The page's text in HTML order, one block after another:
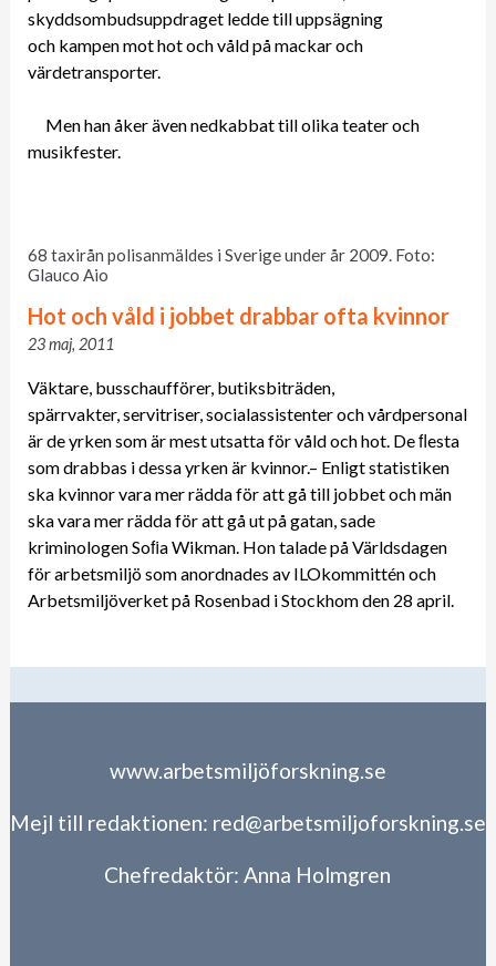
skyddsombudsuppdraget ledde till uppsägning
och kampen mot hot och våld på mackar och
värdetransporter.
Men han åker även nedkabbat till olika teater och
musikfester.
68 taxirån polisanmäldes i Sverige under år 2009. Foto:
Glauco Aio
Hot och våld i jobbet drabbar ofta kvinnor
23 maj, 2011
Väktare, busschaufförer, butiksbiträden,
spärrvakter, servitriser, socialassistenter och vårdpersonal
är de yrken som är mest utsatta för våld och hot. De ﬂesta
som drabbas i dessa yrken är kvinnor.– Enligt statistiken
ska kvinnor vara mer rädda för att gå till jobbet och män
ska vara mer rädda för att gå ut på gatan, sade
kriminologen Soﬁa Wikman. Hon talade på Världsdagen
för arbetsmiljö som anordnades av ILOkommittén och
Arbetsmiljöverket på Rosenbad i Stockhom den 28 april.
www.arbetsmiljöforskning.se
Mejl till redaktionen: red@arbetsmiljoforskning.se
Chefredaktör:Anna Holmgren